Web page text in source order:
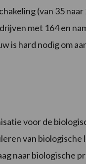
(van 35
met 164 en
is hard nodig om
voor de
van
naar biologische